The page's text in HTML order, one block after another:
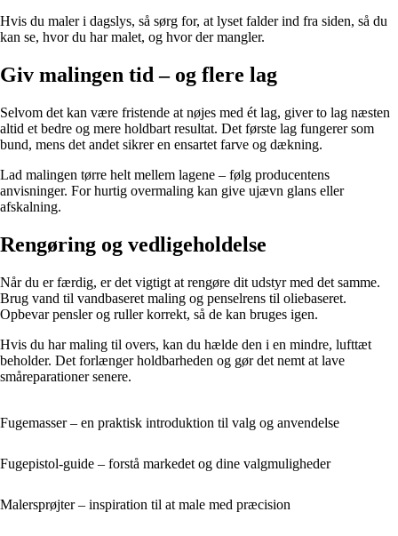
Hvis du maler i dagslys, så sørg for, at lyset falder ind fra siden, så du
kan se, hvor du har malet, og hvor der mangler.
Giv malingen tid – og flere lag
Selvom det kan være fristende at nøjes med ét lag, giver to lag næsten
altid et bedre og mere holdbart resultat. Det første lag fungerer som
bund, mens det andet sikrer en ensartet farve og dækning.
Lad malingen tørre helt mellem lagene – følg producentens
anvisninger. For hurtig overmaling kan give ujævn glans eller
afskalning.
Rengøring og vedligeholdelse
Når du er færdig, er det vigtigt at rengøre dit udstyr med det samme.
Brug vand til vandbaseret maling og penselrens til oliebaseret.
Opbevar pensler og ruller korrekt, så de kan bruges igen.
Hvis du har maling til overs, kan du hælde den i en mindre, lufttæt
beholder. Det forlænger holdbarheden og gør det nemt at lave
småreparationer senere.
Fugemasser – en praktisk introduktion til valg og anvendelse
Fugepistol-guide – forstå markedet og dine valgmuligheder
Malersprøjter – inspiration til at male med præcision